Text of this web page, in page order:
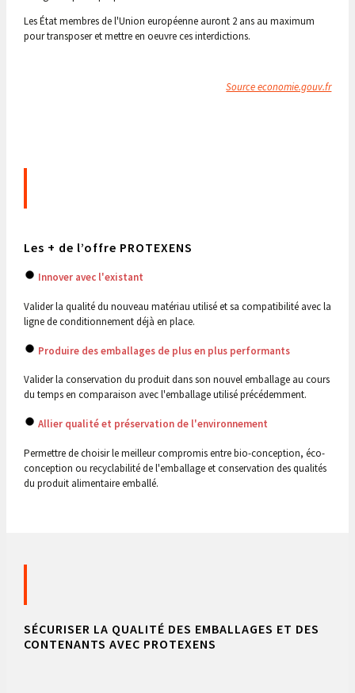
Les État membres de l'Union européenne auront 2 ans au maximum
pour transposer et mettre en oeuvre ces interdictions.
Source economie.gouv.fr
Les + de l’offre PROTEXENS
Innover avec l'existant
Valider la qualité du nouveau matériau utilisé et sa compatibilité avec la
ligne de conditionnement déjà en place.
Produire des emballages de plus en plus performants
Valider la conservation du produit dans son nouvel emballage au cours
du temps en comparaison avec l'emballage utilisé précédemment.
Allier qualité et préservation de l'environnement
Permettre de choisir le meilleur compromis entre bio-conception, éco-
conception ou recyclabilité de l'emballage et conservation des qualités
du produit alimentaire emballé.
SÉCURISER LA QUALITÉ DES EMBALLAGES ET DES
CONTENANTS AVEC PROTEXENS